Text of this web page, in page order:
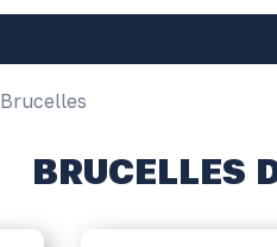
Brucelles
BRUCELLES